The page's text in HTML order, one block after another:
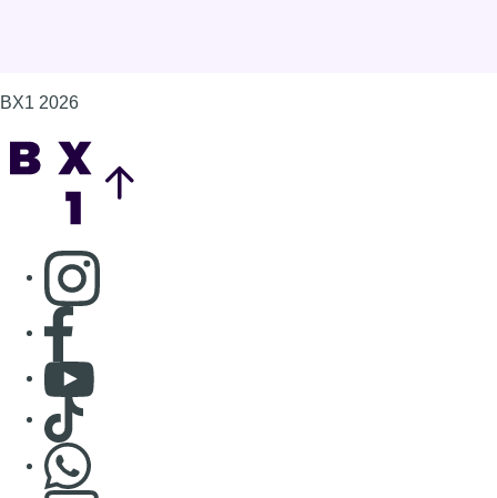
BX1 2026
Consulter page Instagram
Consulter page Facebook
Consulter Youtube
Consulter TikTok